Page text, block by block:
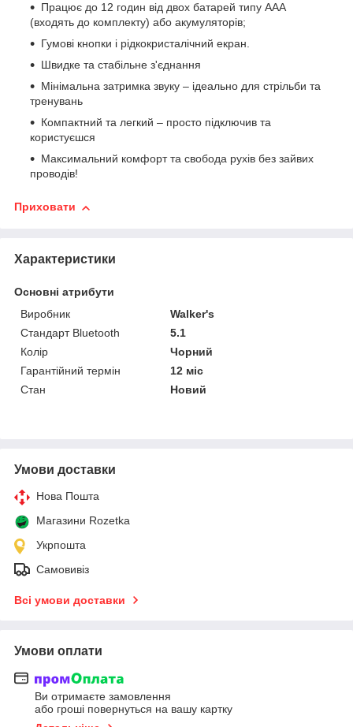
Працює до 12 годин від двох батарей типу ААА
(входять до комплекту) або акумуляторів;
Гумові кнопки і рідкокристалічний екран.
Швидке та стабільне з'єднання
Мінімальна затримка звуку – ідеально для стрільби та
тренувань
Компактний та легкий – просто підключив та
користуєшся
Максимальний комфорт та свобода рухів без зайвих
проводів!
Приховати
Характеристики
Основні атрибути
Виробник
Walker's
Стандарт Bluetooth
5.1
Колір
Чорний
Гарантійний термін
12 міс
Стан
Новий
Умови доставки
Нова Пошта
Магазини Rozetka
Укрпошта
Самовивіз
Всі умови доставки
Умови оплати
Ви отримаєте замовлення
або гроші повернуться на вашу картку